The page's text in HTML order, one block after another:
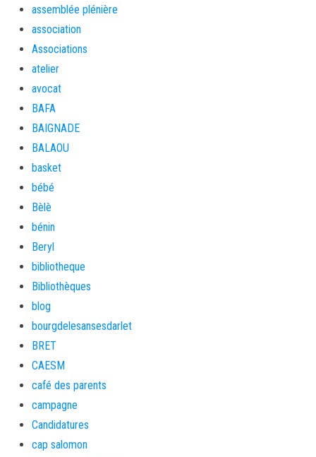
assemblée plénière
association
Associations
atelier
avocat
BAFA
BAIGNADE
BALAOU
basket
bébé
Bèlè
bénin
Beryl
bibliotheque
Bibliothèques
blog
bourgdelesansesdarlet
BRET
CAESM
café des parents
campagne
Candidatures
cap salomon